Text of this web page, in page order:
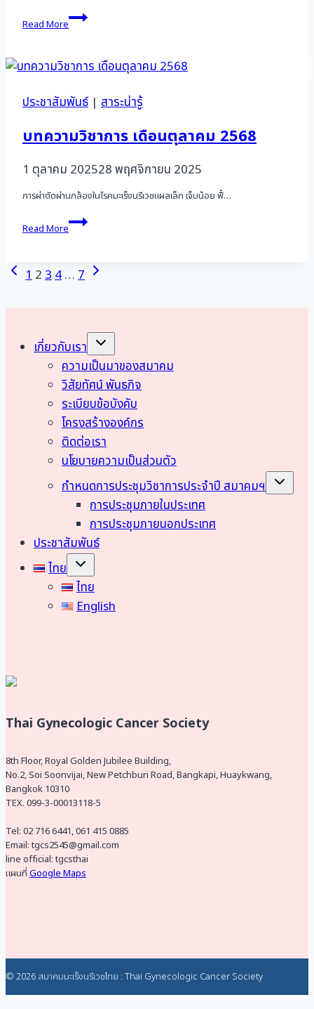
Read More
บทความ
วิชาการ
2568
ประชาสัมพันธ์| สาระน่ารู้
บทความวิชาการ เดือนตุลาคม 2568
1 ตุลาคม 202528 พฤศจิกายน 2025
การผ่าตัดผ่านกล้องในโรคมะเร็งนรีเวชแผลเล็ก เจ็บน้อย ฟื้…
Read More
บทความ
วิชาการ
2568
Page
Previous
1234…7 Next
เกี่ยวกับเรา
Toggle
menu
ความเป็นมาของสมาคม
วิสัยทัศน์ พันธกิจ
ระเบียบข้อบังคับ
โครงสร้างองค์กร
ติดต่อเรา
นโยบายความเป็นส่วนตัว
กำหนดการประชุมวิชาการประจำปี สมาคมฯ
Toggle
การประชุมภายในประเทศ
การประชุมภายนอกประเทศ
ประชาสัมพันธ์
ไทย
Toggle
menu
ไทย
English
Thai Gynecologic Cancer Society
8th Floor, Royal Golden Jubilee Building,
No.2, Soi Soonvijai, New Petchburi Road, Bangkapi, Huaykwang,
Bangkok 10310
TEX. 099-3-00013118-5
Tel: 02 716 6441, 061 415 0885
Email: tgcs2545@gmail.com
line official: tgcsthai
แผนที่ Google Maps
© 2026 สมาคมมะเร็งนรีเวชไทย : Thai Gynecologic Cancer Society